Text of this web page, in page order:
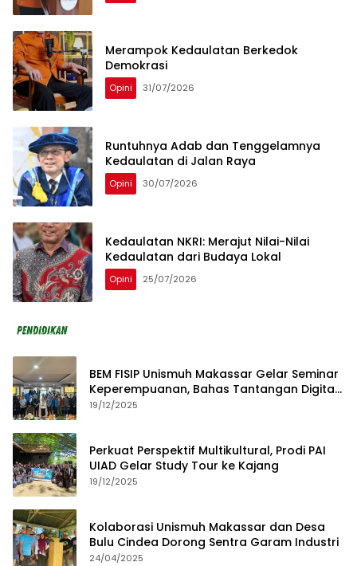
Merampok Kedaulatan Berkedok
Demokrasi
Opini 31/07/2026
Runtuhnya Adab dan Tenggelamnya
Kedaulatan di Jalan Raya
Opini 30/07/2026
Kedaulatan NKRI: Merajut Nilai-Nilai
Kedaulatan dari Budaya Lokal
Opini 25/07/2026
BEM FISIP Unismuh Makassar Gelar Seminar
Keperempuanan, Bahas Tantangan Digital
dan Budaya Lokal
19/12/2025
Perkuat Perspektif Multikultural, Prodi PAI
UIAD Gelar Study Tour ke Kajang
19/12/2025
Kolaborasi Unismuh Makassar dan Desa
Bulu Cindea Dorong Sentra Garam Industri
24/04/2025